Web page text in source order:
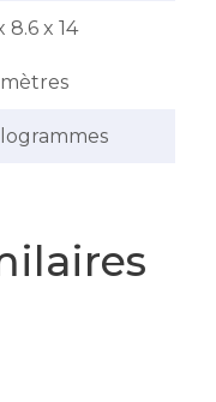
8.6 x 14